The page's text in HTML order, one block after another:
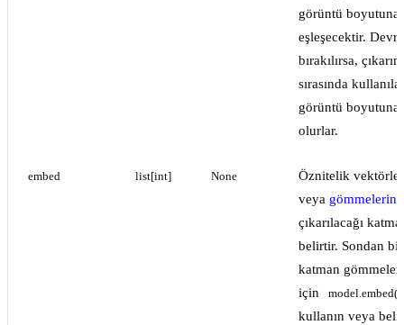
görüntü boyutuna
eşleşecektir. Devre
bırakılırsa, çıkarım
sırasında
görüntü boyutuna
olurlar.
embed list[int] None
Öznitelik
veya gömmelerin
çıkarılacağı
belirtir. Sondan
katman gömmeleri
için
kullanın veya